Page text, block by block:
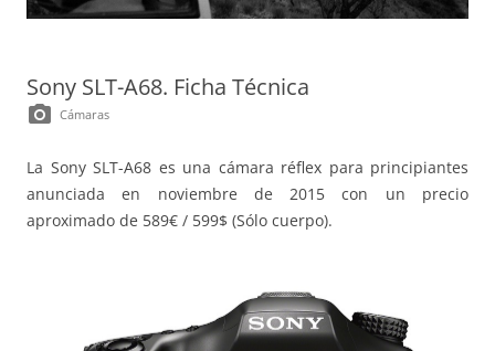
Sony SLT-A68. Ficha Técnica
photo_camera Cámaras
La Sony SLT-A68 es una cámara réflex para principiantes
anunciada en noviembre de 2015 con un precio
aproximado de 589€ / 599$ (Sólo cuerpo).